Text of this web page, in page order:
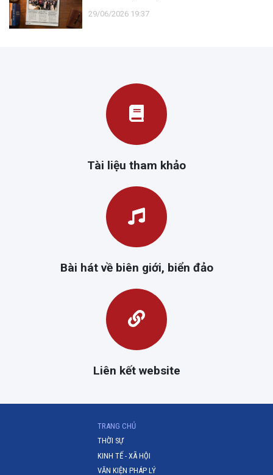
29/06/2026 19:37
Tài liệu tham khảo
Bài hát về biên giới, biển đảo
Liên kết website
TRANG CHỦ(CURRENT)
THỜI SỰ
KINH TẾ - XÃ HỘI
VĂN KIỆN PHÁP LÝ